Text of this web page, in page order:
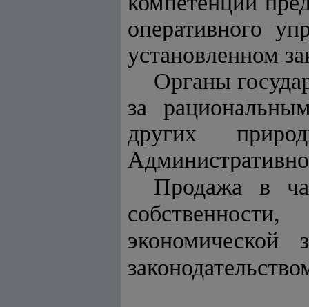
оперативного
установленном
Органы
за
других
Продажа в
экономической